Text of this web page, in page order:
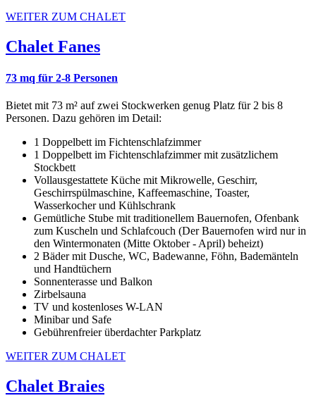
WEITER ZUM CHALET
Chalet Fanes
73 mq für 2-8 Personen
Bietet mit 73 m² auf zwei Stockwerken genug Platz für 2 bis 8
Personen. Dazu gehören im Detail:
1 Doppelbett im Fichtenschlafzimmer
1 Doppelbett im Fichtenschlafzimmer mit zusätzlichem
Stockbett
Vollausgestattete Küche mit Mikrowelle, Geschirr,
Geschirrspülmaschine, Kaffeemaschine, Toaster,
Wasserkocher und Kühlschrank
Gemütliche Stube mit traditionellem Bauernofen, Ofenbank
zum Kuscheln und Schlafcouch (Der Bauernofen wird nur in
den Wintermonaten (Mitte Oktober - April) beheizt)
2 Bäder mit Dusche, WC, Badewanne, Föhn, Bademänteln
und Handtüchern
Sonnenterasse und Balkon
Zirbelsauna
TV und kostenloses W-LAN
Minibar und Safe
Gebührenfreier überdachter Parkplatz
WEITER ZUM CHALET
Chalet Braies